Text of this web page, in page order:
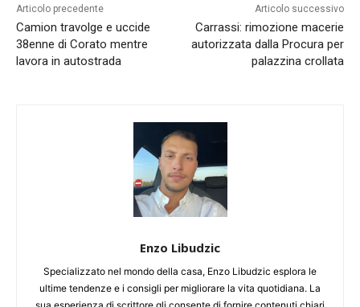
Articolo precedente
Camion travolge e uccide
38enne di Corato mentre
lavora in autostrada
Articolo successivo
Carrassi: rimozione macerie
autorizzata dalla Procura per
palazzina crollata
Enzo Libudzic
Specializzato nel mondo della casa, Enzo Libudzic esplora le
ultime tendenze e i consigli per migliorare la vita quotidiana. La